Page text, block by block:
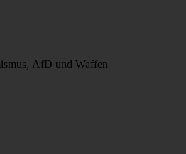
AfD und Waffen